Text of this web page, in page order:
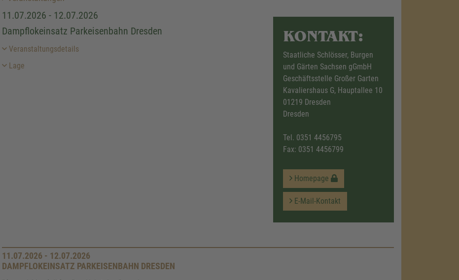
11.07.2026 - 12.07.2026
Dampflokeinsatz Parkeisenbahn Dresden
Veranstaltungsdetails
Lage
KONTAKT:
Staatliche Schlösser, Burgen
und Gärten Sachsen gGmbH
Geschäftsstelle Großer Garten
Kavaliershaus G, Hauptallee 10
01219 Dresden
Dresden
Tel. 0351 4456795
Fax: 0351 4456799
Homepage
E-Mail-Kontakt
11.07.2026 - 12.07.2026
DAMPFLOKEINSATZ PARKEISENBAHN DRESDEN